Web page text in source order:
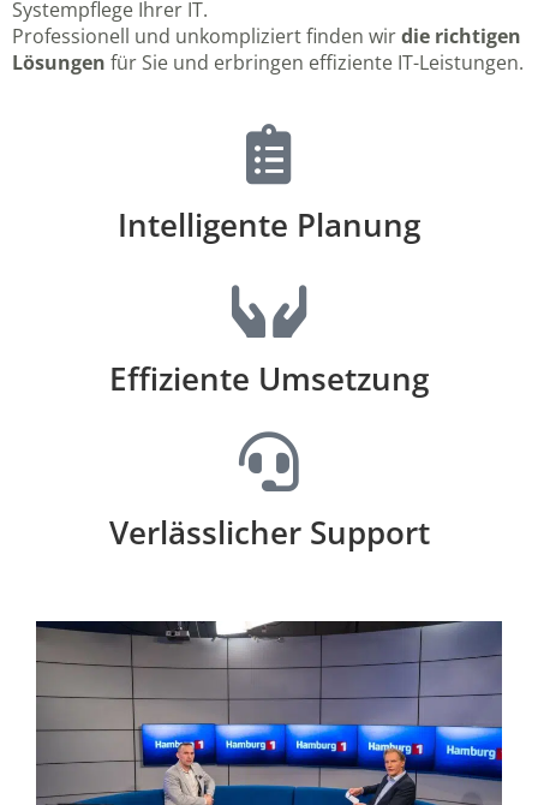
Systempflege Ihrer IT.
Professionell und unkompliziert finden wirdie richtigen
Lösungen für Sie und erbringen effiziente IT-Leistungen.
Intelligente Planung
Effiziente Umsetzung
Verlässlicher Support